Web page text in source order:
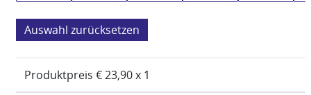
zurücksetzen
Produktpreis €23,90x 1